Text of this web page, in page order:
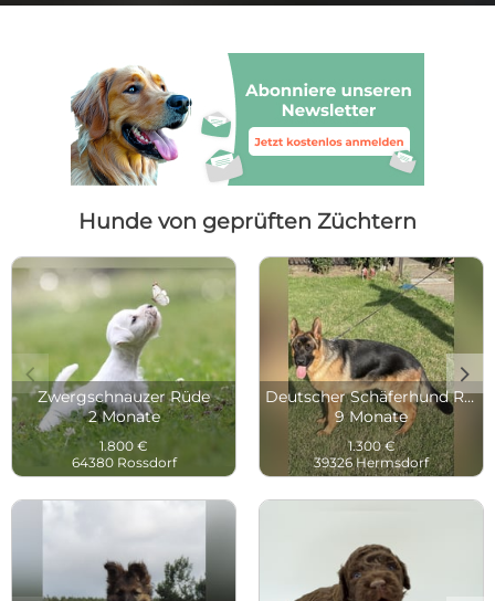
Hunde von geprüften Züchtern
Zwergschnauzer Rüde
2 Monate
1.800 €
64380 Rossdorf
Deutscher Schäferhund Rüde
9 Monate
1.300 €
39326 Hermsdorf
c d